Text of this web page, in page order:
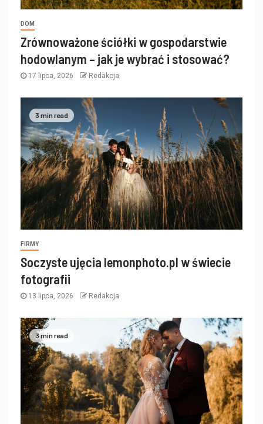
DOM
Zrównoważone ściółki w gospodarstwie
hodowlanym – jak je wybrać i stosować?
17 lipca, 2026 Redakcja
3 min read
FIRMY
Soczyste ujęcia lemonphoto.pl w świecie
fotografii
13 lipca, 2026 Redakcja
3 min read